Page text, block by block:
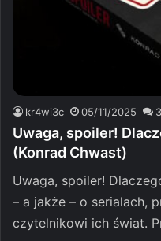
kr4wi3c 05/11/2025 3
Uwaga, spoiler!
(Konrad Chwast)
Uwaga, spoiler!
– a jakże – o serialach,
czytelnikowi ich świat.